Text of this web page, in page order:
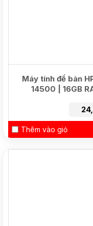
Máy tính để bàn
14500 | 16GB
Thêm vào giỏ